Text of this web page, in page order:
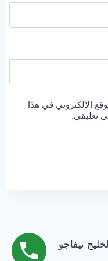
الإلكتروني في هذا
تعليقي.